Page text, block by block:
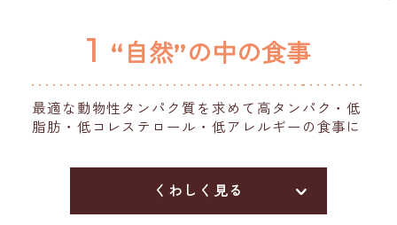
1 “自然”の中の食事
最適な動物性タンパク質を求めて高タンパク・低
脂肪・低コレステロール・低アレルギーの食事に
くわしく見る